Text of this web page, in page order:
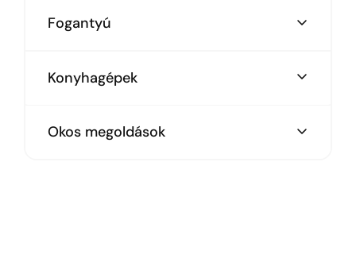
Fogantyú
Konyhagépek
Okos megoldások